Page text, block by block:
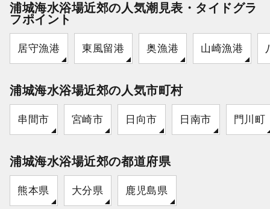
浦城海水浴場近郊の人気潮見表・タイドグラ
フポイント
居守漁港 東風留港 奥漁港 山崎漁港
浦城海水浴場近郊の人気市町村
串間市 宮崎市 日向市 日南市 門川町
浦城海水浴場近郊の都道府県
熊本県 大分県 鹿児島県